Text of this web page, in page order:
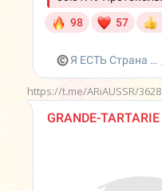
https://t.me/ARiAUSSR/3628